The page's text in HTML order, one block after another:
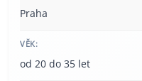
Praha
VĚK:
od 20 do 35 let